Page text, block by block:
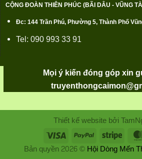
CỘNG ĐOÀN THIÊN PHÚC (BÃI DÂU - VŨNG
Đc: 144 Trần Phú, Phường 5, Thành Phố
Tel: 090 993 33 91
Mọi ý kiến đóng góp xin
Thiết kế website bởi
Bản quyền 2026 ©Hội Dòng Mến